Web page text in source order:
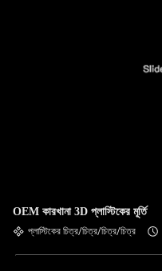
OEM কারখানা 3D প্লাস্টিকের মূর্তি
প্লাস্টিকের চিত্র/চিত্র/চিত্র/চিত্র